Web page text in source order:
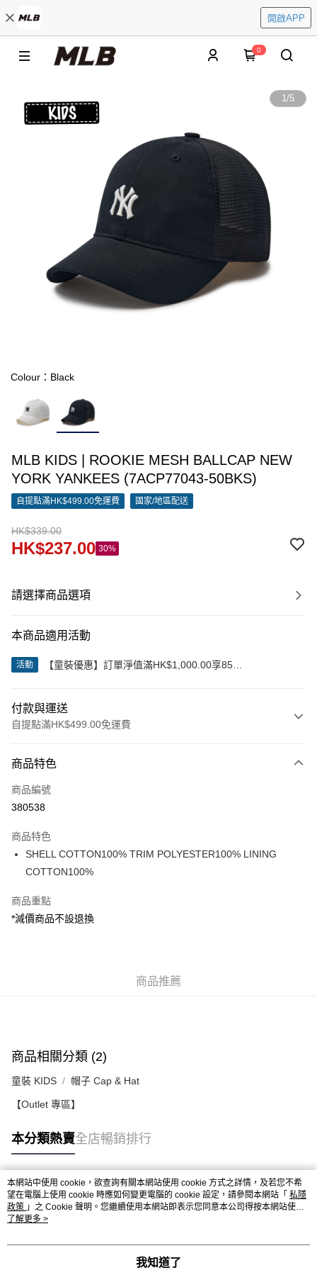
開啟APP
0
1/5
Colour：Black
MLB KIDS | ROOKIE MESH BALLCAP NEW
YORK YANKEES (7ACP77043-50BKS)
自提點滿HK$499.00免運費 國家/地區配送
HK$339.00
HK$237.00 30%
請選擇商品選項
本商品適用活動
活動
【童裝優惠】訂單淨值滿HK$1,000.00享85
付款與運送
自提點滿HK$499.00免運費
信用卡
Apple Pay
AlipayHK
WeChat Pay
送貨方式
商品特色
商品編號
380538
商品特色
SHELL COTTON100% TRIM POLYESTER100% LINING
COTTON100%
商品重點
*減價商品不設退換
商品推薦
商品相關分類 (2)
童裝 KIDS 帽子 Cap & Hat
【Outlet 專區】
本分類熱賣全店暢銷排行
熱門標籤
熱銷排行
本網站中使用 cookie，欲查詢有關本網站使用 cookie 方式之詳情，及若您不希
望在電腦上使用 cookie 時應如何變更電腦的 cookie 設定，請參閱本網站「 私隱
政策 」之 Cookie 聲明。您繼續使用本網站即表示您同意本公司得按本網站使用
條款之 Cookie 聲明使用 cookie。
了解更多 >
我知道了